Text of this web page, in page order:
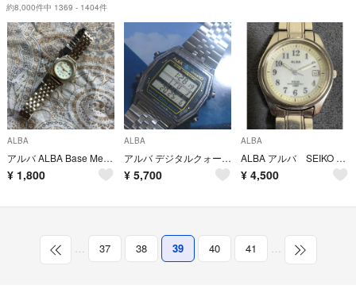
約8,000件中 1369 - 1404件
ALBA
アルバ ALBA Base Metal V827-0111 A0 レディース時計
¥ 1,800
ALBA
アルバ デジタルクォーツ 電池交換済稼働品
¥ 5,700
ALBA
ALBA アルバ SEIKO セイコー 日本製 金属 ベルトレディース 腕時計
¥ 4,500
… 37 38 39 40 41 …